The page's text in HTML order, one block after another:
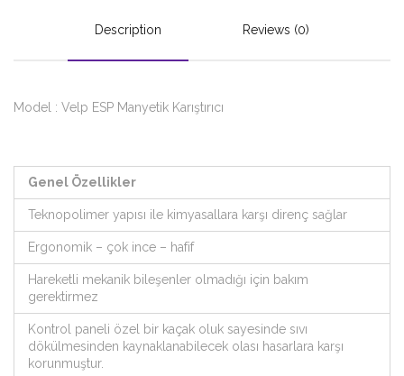
Description Reviews (0)
Model : Velp ESP Manyetik Karıştırıcı
Genel Özellikler
Teknopolimer yapısı ile kimyasallara karşı direnç sağlar
Ergonomik – çok ince – hafif
Hareketli mekanik bileşenler olmadığı için bakım
gerektirmez
Kontrol paneli özel bir kaçak oluk sayesinde sıvı
dökülmesinden kaynaklanabilecek olası hasarlara karşı
korunmuştur.